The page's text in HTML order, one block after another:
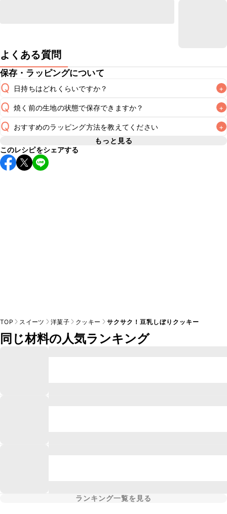
よくある質問
保存・ラッピングについて
Q 日持ちはどれくらいですか？ +
A 常温保存で2~3日が目安です。なるべくお早めにお召し上が
Q 焼く前の生地の状態で保存できますか？ +
こちらのレシピは焼く前の生地を保存することをおすすめい
たしません。焼き上げる直前に生地を作ることをおすすめい
たします。
Q おすすめのラッピング方法を教えてください +
A こちら
もっと見る
このレシピをシェアする
TOP スイーツ 洋菓子 クッキー サクサク！豆乳しぼりクッキー
同じ材料の人気ランキング
ランキング一覧を見る